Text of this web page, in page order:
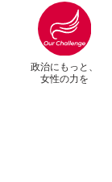
政治にもっと、
女性の力を
別ウィンドウリンク